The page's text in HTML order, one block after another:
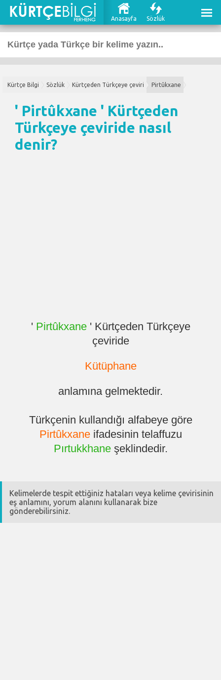
Anasayfa Sözlük
Kürtçe Bilgi Sözlük Kürtçeden Türkçeye çeviri Pirtûkxane
' Pirtûkxane ' Kürtçeden
Türkçeye çeviride nasıl
denir?
' Pirtûkxane' Kürtçeden Türkçeye
çeviride
Kütüphane
anlamına gelmektedir.
Türkçenin kullandığı alfabeye göre
Pirtûkxaneifadesinin telaffuzu
Pırtukkhaneşeklindedir.
Kelimelerde tespit ettiğiniz hataları veya kelime çevirisinin
eş anlamını, yorum alanını kullanarak bize
gönderebilirsiniz.